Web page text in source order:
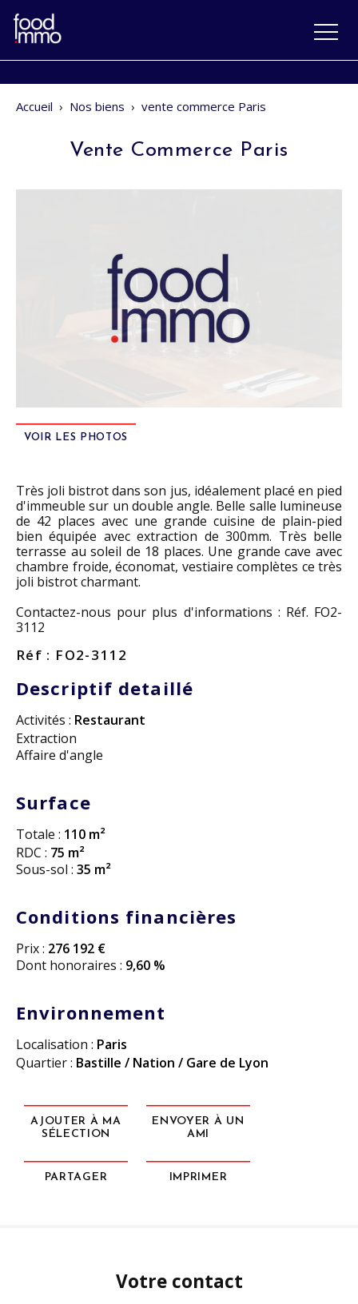
Accueil › Nos biens › vente commerce Paris
Vente Commerce Paris
VOIR LES PHOTOS
Très joli bistrot dans son jus, idéalement placé en pied
d'immeuble sur un double angle. Belle salle lumineuse
de 42 places avec une grande cuisine de plain-pied
bien équipée avec extraction de 300mm. Très belle
terrasse au soleil de 18 places. Une grande cave avec
chambre froide, économat, vestiaire complètes ce très
joli bistrot charmant.
Contactez-nous pour plus d'informations : Réf. FO2-
3112
Réf : FO2-3112
Descriptif detaillé
Activités : Restaurant
Extraction
Affaire d'angle
Surface
Totale : 110 m²
RDC : 75 m²
Sous-sol : 35 m²
Conditions financières
Prix : 276 192 €
Dont honoraires : 9,60 %
Environnement
Localisation : Paris
Quartier : Bastille / Nation / Gare de Lyon
AJOUTER À MA
SÉLECTION
ENVOYER À UN
AMI
PARTAGER IMPRIMER
Votre contact